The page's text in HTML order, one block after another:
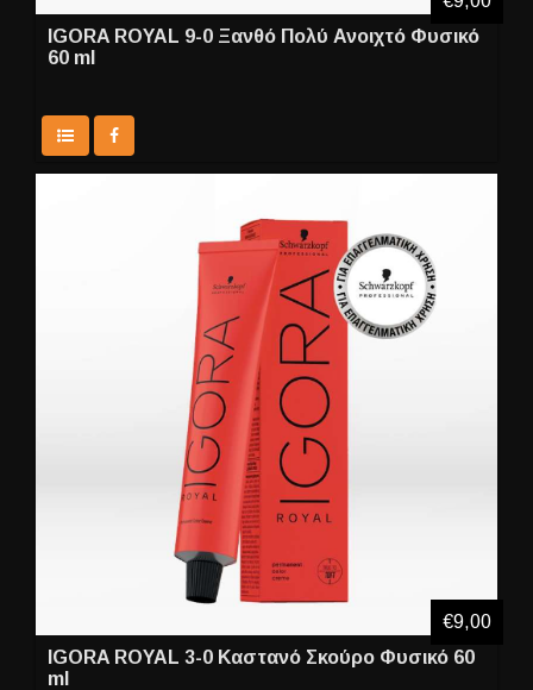
IGORA ROYAL 9-0 Ξανθό Πολύ Ανοιχτό Φυσικό
60 ml
IGORA ROYAL 3-0 Καστανό Σκούρο Φυσικό 60
ml
€9,00